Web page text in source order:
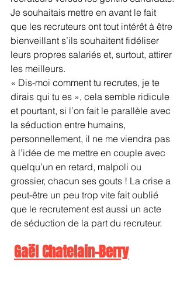
Je souhaitais mettre en avant le fait
que les recruteurs ont tout intérêt à être
bienveillant s’ils souhaitent fidéliser
leurs propres salariés et, surtout, attirer
les meilleurs.
« Dis-moi comment tu recrutes, je te
dirais qui tu es », cela semble ridicule
et pourtant, si l’on fait le parallèle avec
la séduction entre humains,
personnellement, il ne me viendra pas
à l’idée de me mettre en couple avec
quelqu’un en retard, malpoli ou
grossier, chacun ses gouts ! La crise a
peut-être un peu trop vite fait oublié
que le recrutement est aussi un acte
de séduction de la part du recruteur.
Gaël Chatelain-Berry